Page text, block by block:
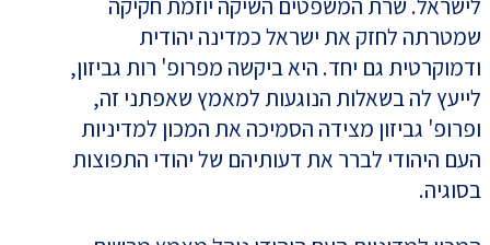
שמטרתה לחזק את ישראל כמדינה יהודית
ודמוקרטית גם יחד. היא ביקשה מפרופ' רות גביזון,
לייעץ לה בשאלות הנוגעות למאמץ שאפתני זה,
ופרופ' גביזון מצידה הסמיכה את המכון למדיניות
העם היהודי לברר את דעותיהם של יהודי התפוצות
בסוגיה.